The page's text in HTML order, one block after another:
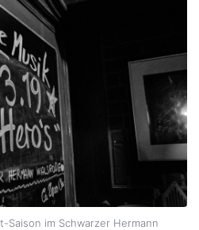
Saison im Schwarzer Hermann